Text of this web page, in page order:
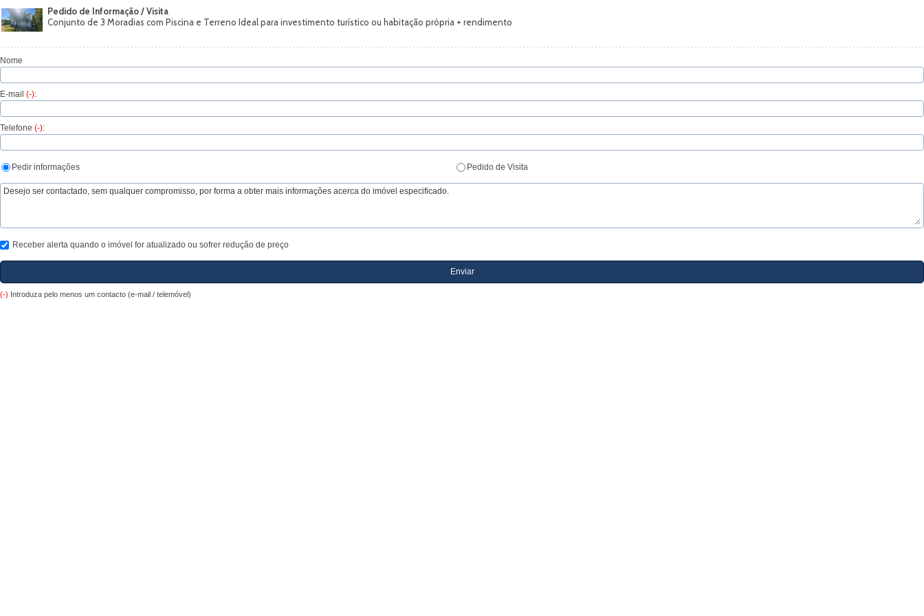
Pedido de Informação / Visita
Conjunto de 3 Moradias com Piscina e Terreno Ideal para investimento turístico ou habitação própria + rendimento
Nome
E-mail (-):
Telefone (-):
Pedir informações Pedido de Visita
Receber alerta quando o imóvel for atualizado ou sofrer redução de preço
(-) Introduza pelo menos um contacto (e-mail / telemóvel)